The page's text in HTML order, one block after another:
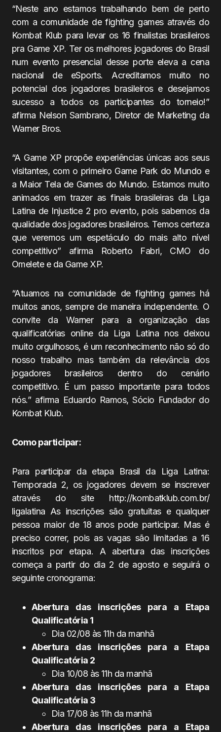
“Neste ano estamos trabalhando bem de perto
com a comunidade de fighting games através do
Kombat Klub para levar os 16 finalistas brasileiros
pra Game XP. Ter os melhores jogadores do Brasil
num evento presencial desse porte eleva a cena
nacional de eSports. Acreditamos muito no
potencial dos jogadores brasileiros e desejamos
sucesso a todos os participantes do torneio!”
afirma Nelson Sambrano, Diretor de Marketing da
Warner Bros.
“A Game XP propõe experiências únicas aos seus
visitantes, com o primeiro Game Park do Mundo e
a Maior Tela de Games do Mundo. Estamos muito
animados em trazer as finais brasileiras da Liga
Latina de Injustice 2 pro evento, pois sabemos da
qualidade dos jogadores brasileiros. Temos certeza
que veremos um espetáculo do mais alto nível
competitivo” afirma Roberto Fabri, CMO do
Omelete e da Game XP.
“Atuamos na comunidade de fighting games há
muitos anos, sempre de maneira independente. O
convite da Warner para a organização das
qualificatórias online da Liga Latina nos deixou
muito orgulhosos, é um reconhecimento não só do
nosso trabalho mas também da relevância dos
jogadores brasileiros dentro do cenário
competitivo. É um passo importante para todos
nós.” afirma Eduardo Ramos, Sócio Fundador do
Kombat Klub.
Como participar:
Para participar da etapa Brasil da Liga Latina:
Temporada 2, os jogadores devem se inscrever
através do site http://kombatklub.com.br/
ligalatina As inscrições são gratuitas e qualquer
pessoa maior de 18 anos pode participar. Mas é
preciso correr, pois as vagas são limitadas a 16
inscritos por etapa. A abertura das inscrições
começa a partir do dia 2 de agosto e seguirá o
seguinte cronograma:
Abertura das inscrições para a Etapa
Qualificatória 1
Dia 02/08 às 11h da manhã
Abertura das inscrições para a Etapa
Qualificatória 2
Dia 10/08 às 11h da manhã
Abertura das inscrições para a Etapa
Qualificatória 3
Dia 17/08 às 11h da manhã
Abertura das inscrições para a Etapa